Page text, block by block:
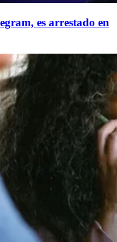
es arrestado en